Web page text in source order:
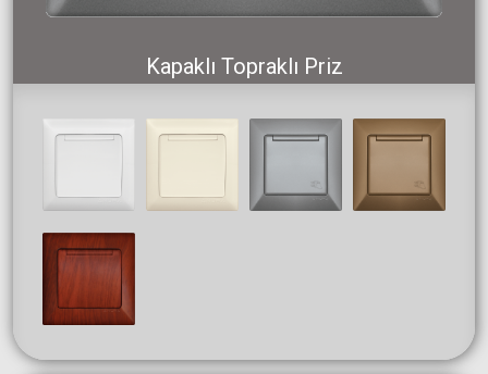
Kapaklı Topraklı Priz